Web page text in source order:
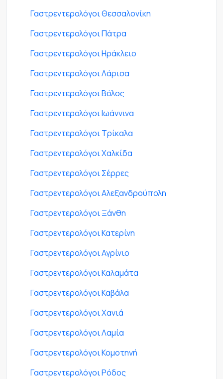
Γαστρεντερολόγοι Θεσσαλονίκη
Γαστρεντερολόγοι Πάτρα
Γαστρεντερολόγοι Ηράκλειο
Γαστρεντερολόγοι Λάρισα
Γαστρεντερολόγοι Βόλος
Γαστρεντερολόγοι Ιωάννινα
Γαστρεντερολόγοι Τρίκαλα
Γαστρεντερολόγοι Χαλκίδα
Γαστρεντερολόγοι Σέρρες
Γαστρεντερολόγοι Αλεξανδρούπολη
Γαστρεντερολόγοι Ξάνθη
Γαστρεντερολόγοι Κατερίνη
Γαστρεντερολόγοι Αγρίνιο
Γαστρεντερολόγοι Καλαμάτα
Γαστρεντερολόγοι Καβάλα
Γαστρεντερολόγοι Χανιά
Γαστρεντερολόγοι Λαμία
Γαστρεντερολόγοι Κομοτηνή
Γαστρεντερολόγοι Ρόδος